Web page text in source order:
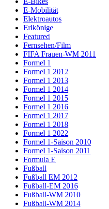
E-Mobilität
Elektroautos
Erlkönige
Featured
Fernsehen/Film
FIFA Frauen-WM 2011
Formel 1
Formel 1 2012
Formel 1 2013
Formel 1 2014
Formel 1 2015
Formel 1 2016
Formel 1 2017
Formel 1 2018
Formel 1 2022
Formel 1-Saison 2010
Formel 1-Saison 2011
Formula E
Fußball
Fußball EM 2012
Fußball-EM 2016
Fußball-WM 2010
Fußball-WM 2014